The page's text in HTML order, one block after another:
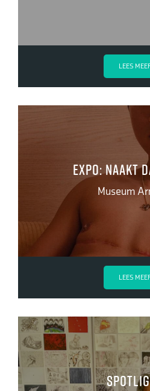
LEES
Expo: Naakt
Museum
LEES